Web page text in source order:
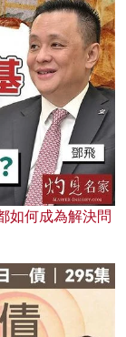
如何成為解決問